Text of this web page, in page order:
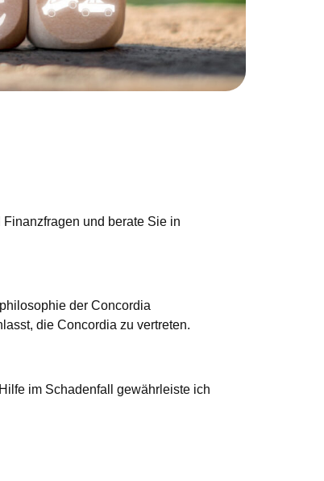
und berate Sie in
der Concordia
die Concordia zu vertreten.
im Schadenfall gewährleiste ich